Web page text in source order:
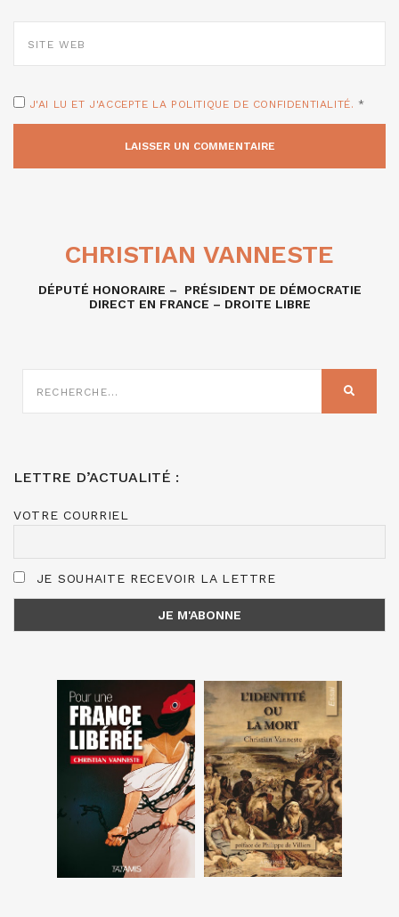
SITE
WEB
J'AI LU ET J'ACCEPTE LA POLITIQUE DE CONFIDENTIALITÉ. *
CHRISTIAN VANNESTE
DÉPUTÉ HONORAIRE – PRÉSIDENT DE DÉMOCRATIE
DIRECT EN FRANCE – DROITE LIBRE
RECHERCHE
SUR
LETTRE D’ACTUALITÉ :
VOTRE COURRIEL
JE SOUHAITE RECEVOIR LA LETTRE